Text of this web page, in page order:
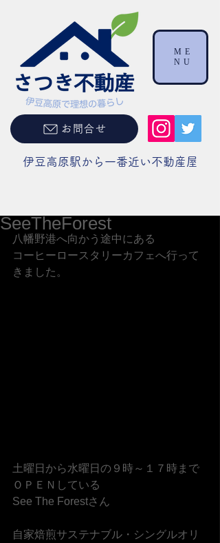
伊豆高原駅から一番近い不動産屋
お問合せ
ME
NU
SeeTheForest
八幡野港へ向かう途中にある
コーヒーロースタリーカフェへ行って
きました。
土曜日から水曜日の９時～１７時まで
ＯＰＥＮしている
See The Forestさん
自家焙煎サステナブル・シングルオリ